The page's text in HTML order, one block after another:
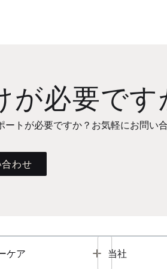
が必要です
ートが必要ですか？お気軽にお問い
わせ
ケア Toggle
当社